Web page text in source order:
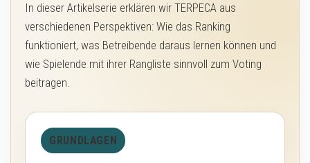
In dieser Artikelserie erklären wir TERPECA aus
verschiedenen Perspektiven: Wie das Ranking
funktioniert, was Betreibende daraus lernen können und
wie Spielende mit ihrer Rangliste sinnvoll zum Voting
beitragen.
GRUNDLAGEN